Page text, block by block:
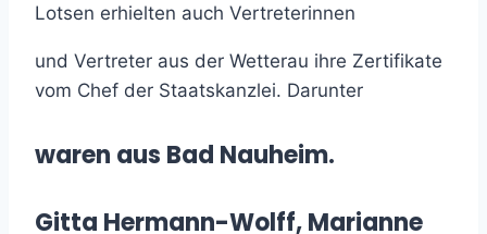
Lotsen erhielten auch Vertreterinnen
und Vertreter aus der Wetterau ihre Zertifikate
vom Chef der Staatskanzlei. Darunter
waren aus Bad Nauheim.
Gitta Hermann-Wolff, Marianne